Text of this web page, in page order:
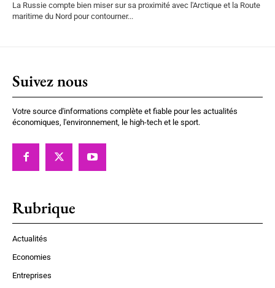
La Russie compte bien miser sur sa proximité avec l'Arctique et la Route
maritime du Nord pour contourner...
Suivez nous
Votre source d'informations complète et fiable pour les actualités
économiques, l'environnement, le high-tech et le sport.
Rubrique
Actualités
Economies
Entreprises